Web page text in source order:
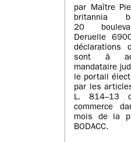
par Maître
britannia
20
Deruelle
déclarations
sont à
mandataire
le portail
par les
L. 814–13
commerce
mois de la
BODACC.